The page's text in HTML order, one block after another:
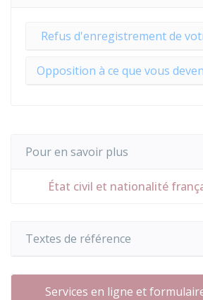
Refus d'enregistrement de
Opposition à ce que vous
Pour en savoir plus
État civil et nationalité
Textes de référence
Services en ligne et